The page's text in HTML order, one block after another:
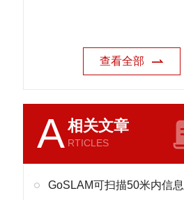
查看全部
A相关文章
RTICLES
GoSLAM可扫描50米内信